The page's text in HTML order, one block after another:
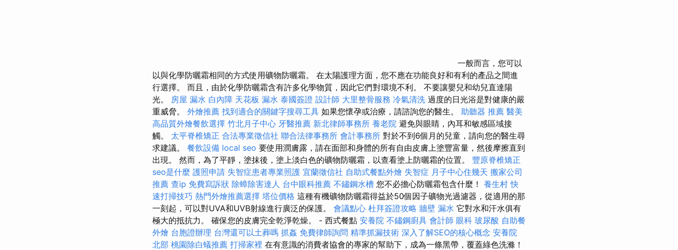
一般而言，您可以
以與化學防曬霜相同的方式使用礦物防曬霜。 在太陽護理方面，您不應在功能良好和有利的產品之間進
行選擇。 而且，由於化學防曬霜含有許多化學物質，因此它們對環境不利。 不要讓嬰兒和幼兒直達陽
光。 房屋 漏水 白內障 天花板 漏水 泰國簽證 設計師 大里整骨服務 冷氣清洗 過度的日光浴是對健康的嚴
重威脅。 外燴推薦 找到適合的關鍵字搜尋工具 如果您懷孕或治療，請諮詢您的醫生。 助聽器 推薦 醫美
高品質外燴餐飲選擇 竹北月子中心 牙醫推薦 新北律師事務所 養老院 避免與眼睛，內耳和敏感區域接
觸。 太平脊椎矯正 合法專業徵信社 聯合法律事務所 會計事務所 對於不到6個月的兒童，請向您的醫生尋
求建議。 餐飲設備 local seo 要使用潤膚露，請在面部和身體的所有自由皮膚上塗豐富量，然後摩擦直到
出現。 然而，為了平靜，塗抹後，塗上淡白色的礦物防曬霜，以查看塗上防曬霜的位置。 豐原脊椎矯正
seo是什麼 護照申請 失智症患者專業照護 宜蘭徵信社 自助式餐點外燴 失智症 月子中心住幾天 搬家公司
推薦 查ip 免費寫訴狀 除蟑除害達人 台中眼科推薦 不鏽鋼水槽 您不必擔心防曬霜包含什麼！ 養生村 快
速打掃技巧 熱門外燴推薦選擇 塔位價格 這種有機礦物防曬霜得益於50個因子礦物光過濾器，從適用的那
一刻起，可以對UVA和UVB射線進行廣泛的保護。 會議點心 杜拜簽證攻略 牆壁 漏水 它對水和汗水俱有
極大的抵抗力。 確保您的皮膚完全乾淨乾燥。 - 西式餐點 安養院 不鏽鋼廚具 會計師 眼科 玻尿酸 自助餐
外燴 台胞證辦理 台灣還可以土葬嗎 抓姦 免費律師詢問 精準抓漏技術 深入了解SEO的核心概念 安養院
北部 桃園除白蟻推薦 打掃家裡 在有意識的消費者協會的專家的幫助下，成為一條黑帶，覆蓋綠色洗滌！